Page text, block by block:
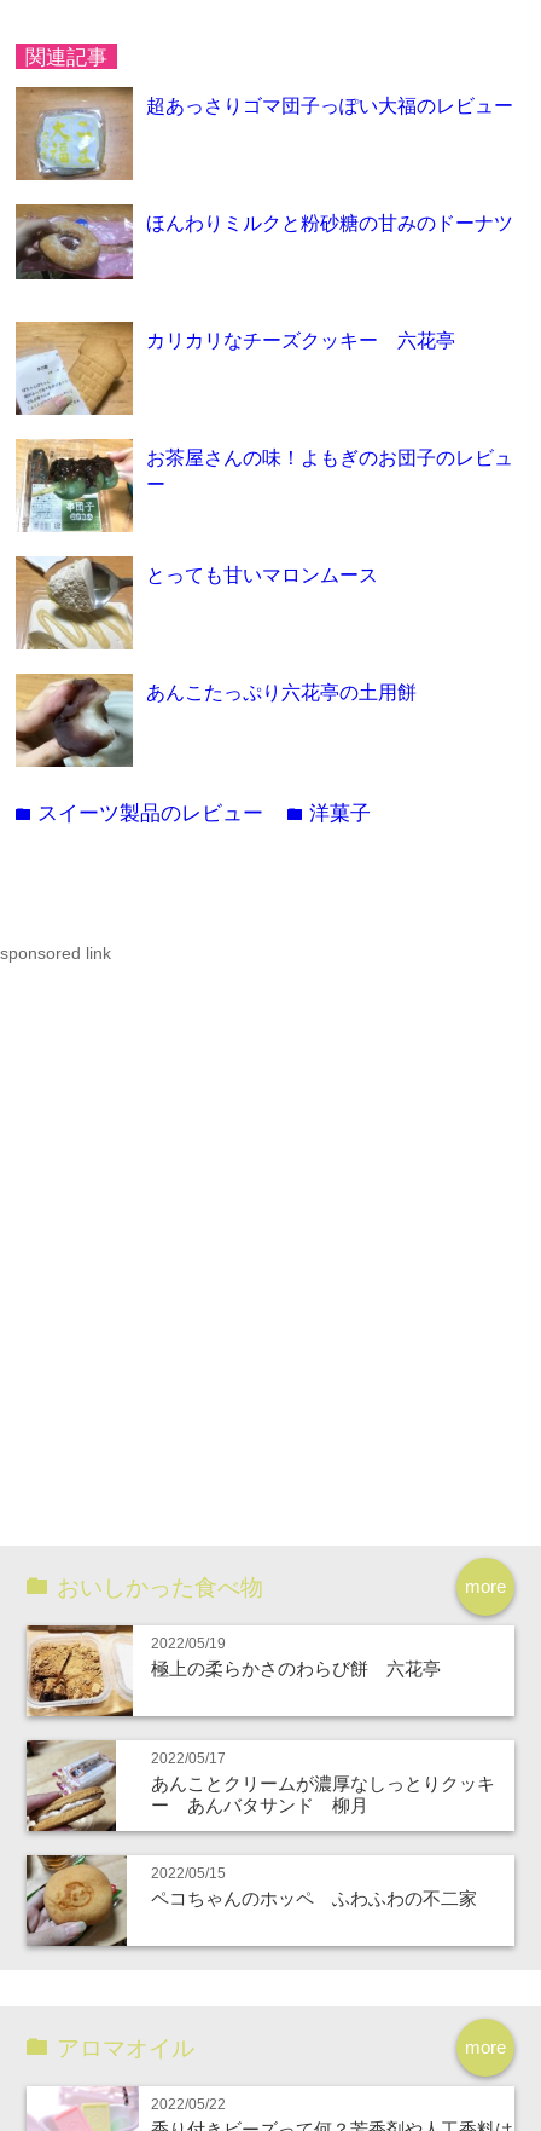
関連記事
超あっさりゴマ団子っぽい大福のレビュー
ほんわりミルクと粉砂糖の甘みのドーナツ
カリカリなチーズクッキー 六花亭
お茶屋さんの味！よもぎのお団子のレビュ
ー
とっても甘いマロンムース
あんこたっぷり六花亭の土用餅
folder スイーツ製品のレビュー folder洋菓子
sponsored link
more
おいしかった食べ物
2022/05/19
極上の柔らかさのわらび餅 六花亭
2022/05/17
あんことクリームが濃厚なしっとりクッキ
ー あんバタサンド 柳月
2022/05/15
ペコちゃんのホッペ ふわふわの不二家
more
アロマオイル
2022/05/22